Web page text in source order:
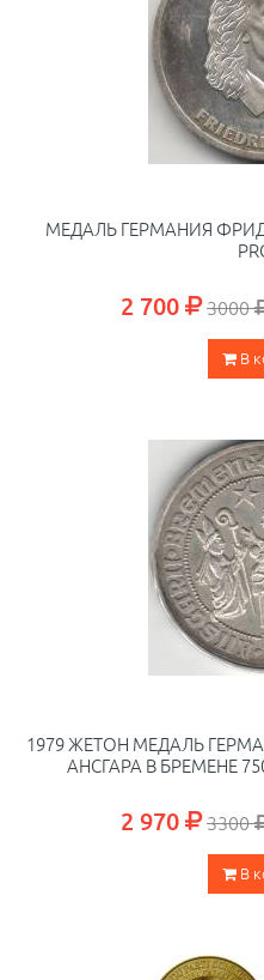
МЕДАЛЬ ГЕРМАНИЯ
2 700 3000
В
1979 ЖЕТОН МЕДАЛЬ
АНСГАРА В БРЕМЕНЕ
2 970 3300
В